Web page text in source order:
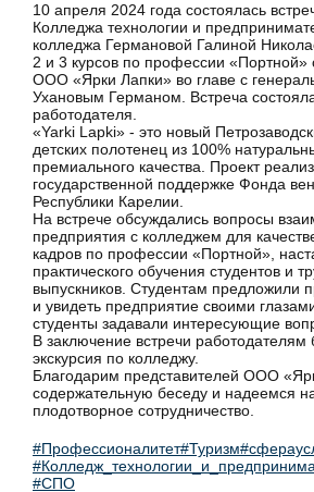
10 апреля 2024 года состоялась
Колледжа технологии и
колледжа Германовой Галиной
2 и 3 курсов по профессии «Портной»
ООО «Ярки Лапки» во главе с
Ухановым Германом. Встреча
работодателя.
«Yarki Lapki» - это новый
детских полотенец из 100%
премиального качества. Проект
государственной поддержке Фонда
Республики Карелии.
На встрече обсуждались вопросы
предприятия с колледжем для
кадров по профессии «Портной»,
практического обучения студентов и
выпускников. Студентам предложили
и увидеть предприятие своими
студенты задавали интересующие
В заключение встречи
экскурсия по колледжу.
Благодарим представителей ООО
содержательную беседу и надеемся
плодотворное сотрудничество.
#Профессионалитет#Туризм
#СПО